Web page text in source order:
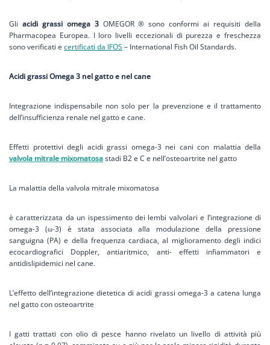
Gli acidi grassi omega 3OMEGOR ® sono conformi ai requisiti della
Pharmacopea Europea. I loro livelli eccezionali di purezza e freschezza
sono verificati e certificati da IFOS – International Fish Oil Standards.
Acidi grassi Omega 3 nel gatto e nel cane
Integrazione indispensabile non solo per la prevenzione e il trattamento
dell’insufficienza renale nel gatto e cane.
Effetti protettivi degli acidi grassi omega-3 nei cani con malattia della
valvola mitrale mixomatosastadi B2 e C e nell’osteoartrite nel gatto
La malattia della valvola mitrale mixomatosa
è caratterizzata da un ispessimento dei lembi valvolari e l’integrazione di
omega-3 (ω-3) è stata associata alla modulazione della pressione
sanguigna (PA) e della frequenza cardiaca, al miglioramento degli indici
ecocardiografici Doppler, antiaritmico, anti- effetti infiammatori e
antidislipidemici nel cane.
L’effetto dell’integrazione dietetica di acidi grassi omega-3 a catena lunga
nel gatto con osteoartrite
I gatti trattati con olio di pesce hanno rivelato un livello di attività più